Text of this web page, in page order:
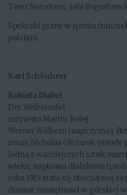
Teatr Narodowy, sala
Spektakl grany w języku
polskim.
Karl Schönherr
Kobieta Diabeł
Der Weibsteufel
reżyseria Martin Kušej
Werner Wölbern (mężczyzna),
żona), Nicholas Ofczarek (młody
Jedna z ważniejszych sztuk
wieku, napisana dialektem
roku 1915 stała się obyczajową
dramat namiętności w górskiej